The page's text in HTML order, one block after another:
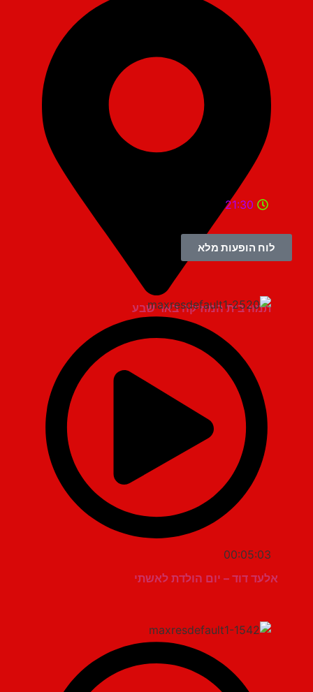
תמוז בית המוזיקה באר שבע
21:30
לוח הופעות מלא
00:05:03
אלעד דוד – יום הולדת לאשתי